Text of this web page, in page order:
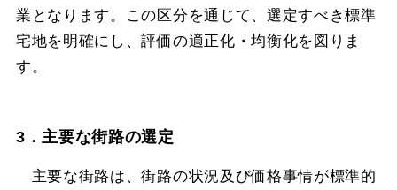
業となります。この区分を通じて、選定すべき標準
宅地を明確にし、評価の適正化・均衡化を図りま
す。
3．主要な街路の選定
主要な街路は、街路の状況及び価格事情が標準的